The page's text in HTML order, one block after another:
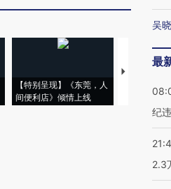
【特别呈现】《东莞，人
间便利店》倾情上线
【推广】走
会，让数智
吴
最
纪
2.3